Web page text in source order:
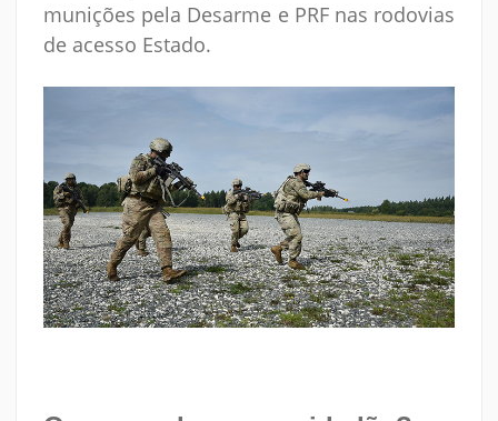
munições pela Desarme e PRF nas rodovias
de acesso Estado.